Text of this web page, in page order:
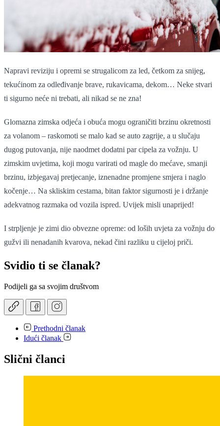
Napravi reviziju i opremi se strugalicom za led, četkom za snijeg,
tekućinom za odleđivanje brave, rukavicama, dekom… Neke stvari
ti sigurno neće ni trebati, ali nikad se ne zna!
Glomazna zimska odjeća i obuća mogu ograničiti brzinu okretnosti
za volanom – raskomoti se malo kad se auto zagrije, a u slučaju
dugog putovanja, nije naodmet dodatni par cipela za vožnju. U
zimskim uvjetima, koji mogu varirati od magle do mećave, smanji
brzinu, izbjegavaj pretjecanje, iznenadne promjene smjera i naglo
kočenje… Na skliskim cestama, bitan faktor sigurnosti je i držanje
adekvatnog razmaka od vozila ispred. Uvijek misli unaprijed!
I strpljenje je zimi dio obvezne opreme: od loših uvjeta za vožnju do
gužvi ili nenadanih kvarova, nekad čini razliku u cijeloj priči.
Svidio ti se članak?
Podijeli ga sa svojim društvom
Prethodni članak
Idući članak
Slični članci